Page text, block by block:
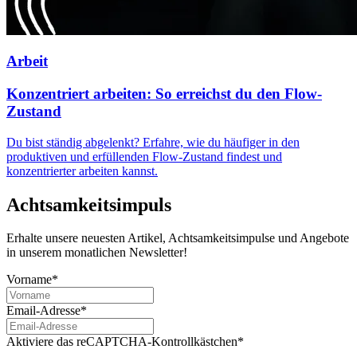
Arbeit
Konzentriert arbeiten: So erreichst du den Flow-
Zustand
Du bist ständig abgelenkt? Erfahre, wie du häufiger in den
produktiven und erfüllenden Flow-Zustand findest und
konzentrierter arbeiten kannst.
Achtsamkeitsimpuls
Erhalte unsere neuesten Artikel, Achtsamkeitsimpulse und Angebote
in unserem monatlichen Newsletter!
Vorname*
Email-Adresse*
Aktiviere das reCAPTCHA-Kontrollkästchen*